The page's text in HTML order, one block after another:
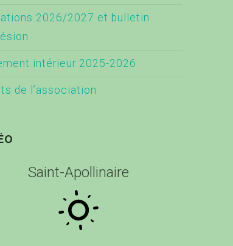
2026/2027 et bulletin
intérieur 2025-2026
de l’association
Saint-Apollinaire